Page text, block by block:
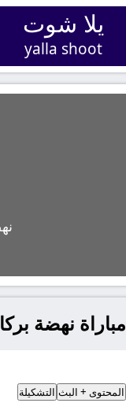
يلا شوت
yalla shoot
مباراة نهضة
المحتوى + البث التشكيلة